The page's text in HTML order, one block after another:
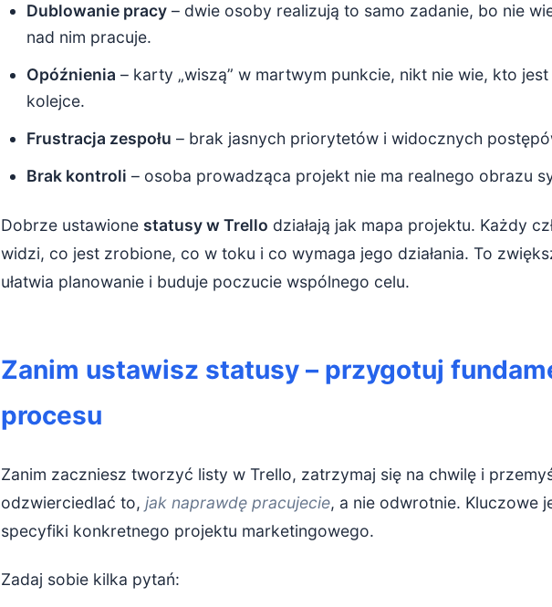
Dublowanie pracy – dwie osoby realizują to samo zadanie, bo nie
nad nim pracuje.
Opóźnienia – karty „wiszą” w martwym punkcie, nikt nie wie, kto
kolejce.
Frustracja zespołu – brak jasnych priorytetów i widocznych
Brak kontroli – osoba prowadząca projekt nie ma realnego obrazu
Dobrze ustawione statusy w Trello działają jak mapa projektu. Każdy
widzi, co jest zrobione, co w toku i co wymaga jego działania. To
ułatwia planowanie i buduje poczucie wspólnego celu.
Zanim ustawisz statusy – przygotuj
procesu
Zanim zaczniesz tworzyć listy w Trello, zatrzymaj się na chwilę i
odzwierciedlać to, jak naprawdę pracujecie, a nie odwrotnie. Kluczowe
specyfiki konkretnego projektu marketingowego.
Zadaj sobie kilka pytań: